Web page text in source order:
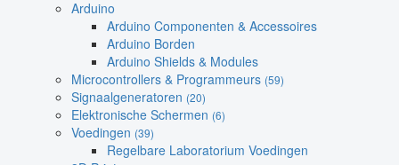
Arduino
Arduino Componenten & Accessoires
Arduino Borden
Arduino Shields & Modules
Microcontrollers & Programmeurs (59)
Signaalgeneratoren (20)
Elektronische Schermen (6)
Voedingen (39)
Regelbare Laboratorium Voedingen